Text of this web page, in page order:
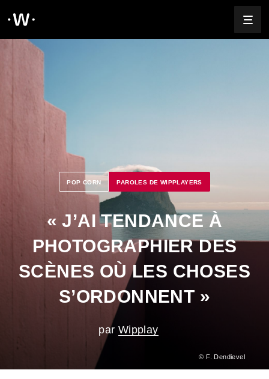
POP CORN PAROLES DE WIPPLAYERS
« J’AI TENDANCE À
PHOTOGRAPHIER DES
SCÈNES OÙ LES CHOSES
S’ORDONNENT »
par Wipplay
© F. Dendievel